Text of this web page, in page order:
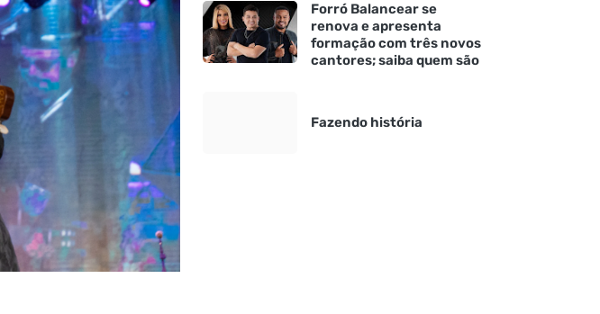
Forró Balancear se
renova e apresenta
formação com três novos
cantores; saiba quem são
Fazendo história